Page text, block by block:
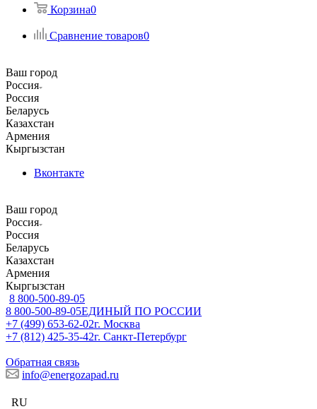
Корзина0
Сравнение товаров0
Ваш город
Россия
Россия
Беларусь
Казахстан
Армения
Кыргызстан
Вконтакте
Ваш город
Россия
Россия
Беларусь
Казахстан
Армения
Кыргызстан
8 800-500-89-05
8 800-500-89-05ЕДИНЫЙ ПО РОССИИ
+7 (499) 653-62-02г. Москва
+7 (812) 425-35-42г. Санкт-Петербург
Обратная связь
info@energozapad.ru
RU